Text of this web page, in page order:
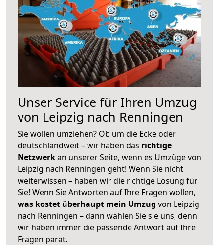
Unser Service für Ihren Umzug
von Leipzig nach Renningen
Sie wollen umziehen? Ob um die Ecke oder
deutschlandweit – wir haben das richtige
Netzwerkan unserer Seite, wenn es Umzüge von
Leipzig nach Renningen geht! Wenn Sie nicht
weiterwissen – haben wir die richtige Lösung für
Sie! Wenn Sie Antworten auf Ihre Fragen wollen,
was kostet überhaupt mein Umzug von Leipzig
nach Renningen – dann wählen Sie sie uns, denn
wir haben immer die passende Antwort auf Ihre
Fragen parat.